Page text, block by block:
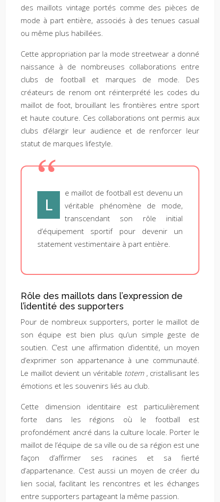
des maillots vintage portés comme des pièces de
mode à part entière, associés à des tenues casual
ou même plus habillées.
Cette appropriation par la mode streetwear a donné
naissance à de nombreuses collaborations entre
clubs de football et marques de mode. Des
créateurs de renom ont réinterprété les codes du
maillot de foot, brouillant les frontières entre sport
et haute couture. Ces collaborations ont permis aux
clubs d’élargir leur audience et de renforcer leur
statut de marques lifestyle.
L
e maillot de football est devenu un
véritable phénomène de mode,
transcendant son rôle initial
d’équipement sportif pour devenir un
statement vestimentaire à part entière.
Rôle des maillots dans l’expression de
l’identité des supporters
Pour de nombreux supporters, porter le maillot de
son équipe est bien plus qu’un simple geste de
soutien. C’est une affirmation d’identité, un moyen
d’exprimer son appartenance à une communauté.
Le maillot devient un véritable totem , cristallisant les
émotions et les souvenirs liés au club.
Cette dimension identitaire est particulièrement
forte dans les régions où le football est
profondément ancré dans la culture locale. Porter le
maillot de l’équipe de sa ville ou de sa région est une
façon d’affirmer ses racines et sa fierté
d’appartenance. C’est aussi un moyen de créer du
lien social, facilitant les rencontres et les échanges
entre supporters partageant la même passion.